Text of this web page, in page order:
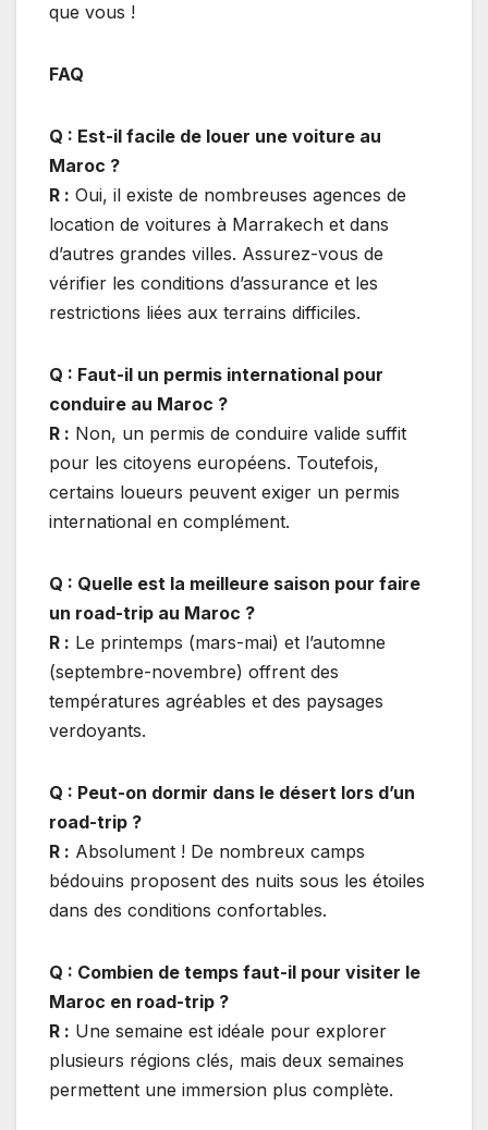
que vous !
FAQ
Q : Est-il facile de louer une voiture au
Maroc ?
R : Oui, il existe de nombreuses agences de
location de voitures à Marrakech et dans
d’autres grandes villes. Assurez-vous de
vérifier les conditions d’assurance et les
restrictions liées aux terrains difficiles.
Q : Faut-il un permis international pour
conduire au Maroc ?
R : Non, un permis de conduire valide suffit
pour les citoyens européens. Toutefois,
certains loueurs peuvent exiger un permis
international en complément.
Q : Quelle est la meilleure saison pour faire
un road-trip au Maroc ?
R : Le printemps (mars-mai) et l’automne
(septembre-novembre) offrent des
températures agréables et des paysages
verdoyants.
Q : Peut-on dormir dans le désert lors d’un
road-trip ?
R : Absolument ! De nombreux camps
bédouins proposent des nuits sous les étoiles
dans des conditions confortables.
Q : Combien de temps faut-il pour visiter le
Maroc en road-trip ?
R : Une semaine est idéale pour explorer
plusieurs régions clés, mais deux semaines
permettent une immersion plus complète.